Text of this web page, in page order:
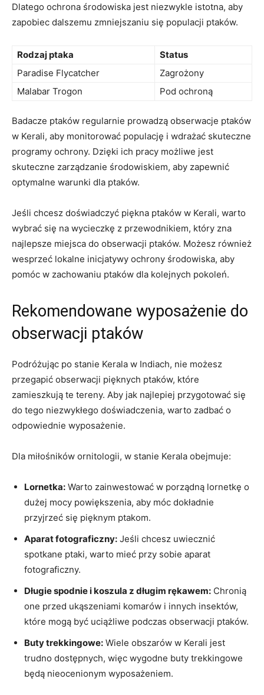
Dlatego ochrona środowiska jest niezwykle istotna, aby
zapobiec dalszemu zmniejszaniu się populacji ptaków.
Rodzaj ptaka
Status
Paradise Flycatcher
Zagrożony
Malabar Trogon
Pod ochroną
Badacze ptaków regularnie prowadzą obserwacje ptaków
w Kerali, aby monitorować populację i wdrażać skuteczne
programy ochrony. Dzięki ich pracy możliwe jest
skuteczne zarządzanie środowiskiem, aby zapewnić
optymalne warunki dla ptaków.
Jeśli chcesz doświadczyć piękna ptaków w Kerali, warto
wybrać się na wycieczkę z przewodnikiem, który zna
najlepsze miejsca do obserwacji ptaków. Możesz również
wesprzeć lokalne inicjatywy ochrony środowiska, aby
pomóc w zachowaniu ptaków dla kolejnych pokoleń.
Rekomendowane wyposażenie do
obserwacji ptaków
Podróżując po stanie Kerala w Indiach, nie możesz
przegapić obserwacji pięknych ptaków, które
zamieszkują te tereny. Aby jak najlepiej przygotować się
do tego niezwykłego doświadczenia, warto zadbać o
odpowiednie wyposażenie.
Dla miłośników ornitologii, w stanie Kerala obejmuje:
Lornetka: Warto zainwestować w porządną lornetkę o
dużej mocy powiększenia, aby móc dokładnie
przyjrzeć się pięknym ptakom.
Aparat fotograficzny: Jeśli chcesz uwiecznić
spotkane ptaki, warto mieć przy sobie aparat
fotograficzny.
Długie spodnie i koszula z długim rękawem: Chronią
one przed ukąszeniami komarów i innych insektów,
które mogą być uciążliwe podczas obserwacji ptaków.
Buty trekkingowe: Wiele obszarów w Kerali jest
trudno dostępnych, więc wygodne buty trekkingowe
będą nieocenionym wyposażeniem.